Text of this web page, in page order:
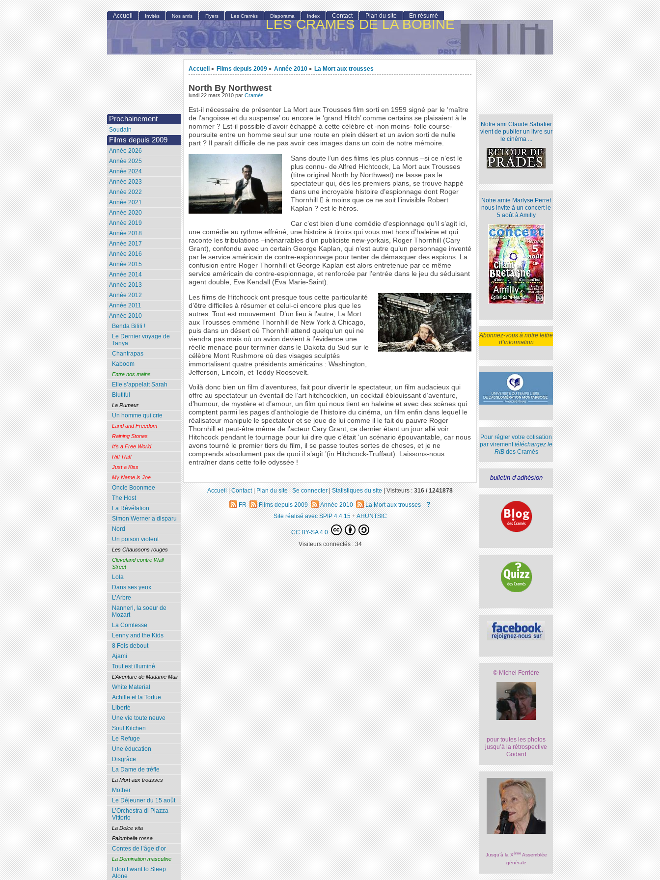
LES CRAMÉS DE LA BOBINE
Accueil > Films depuis 2009 > Année 2010 > La Mort aux trousses
North By Northwest
lundi 22 mars 2010 par Cramés
Est-il nécessaire de présenter La Mort aux Trousses film sorti en 1959 signé par le ‘maître
de l’angoisse et du suspense’ ou encore le ‘grand Hitch’ comme certains se plaisaient à le
nommer ? Est-il possible d’avoir échappé à cette célèbre et -non moins- folle course-
poursuite entre un homme seul sur une route en plein désert et un avion sorti de nulle
part ? Il paraît difficile de ne pas avoir ces images dans un coin de notre mémoire.
Sans doute l’un des films les plus connus –si ce n’est le
plus connu- de Alfred Hichtcock, La Mort aux Trousses
(titre original North by Northwest) ne lasse pas le
spectateur qui, dès les premiers plans, se trouve happé
dans une incroyable histoire d’espionnage dont Roger
Thornhill  à moins que ce ne soit l’invisible Robert
Kaplan ? est le héros.
Car c’est bien d’une comédie d’espionnage qu’il s’agit ici,
une comédie au rythme effréné, une histoire à tiroirs qui vous met hors d’haleine et qui
raconte les tribulations –inénarrables d’un publiciste new-yorkais, Roger Thornhill (Cary
Grant), confondu avec un certain George Kaplan, qui n’est autre qu’un personnage inventé
par le service américain de contre-espionnage pour tenter de démasquer des espions. La
confusion entre Roger Thornhill et George Kaplan est alors entretenue par ce même
service américain de contre-espionnage, et renforcée par l’entrée dans le jeu du séduisant
agent double, Eve Kendall (Eva Marie-Saint).
Les films de Hitchcock ont presque tous cette particularité
d’être difficiles à résumer et celui-ci encore plus que les
autres. Tout est mouvement. D’un lieu à l’autre, La Mort
aux Trousses emmène Thornhill de New York à Chicago,
puis dans un désert où Thornhill attend quelqu’un qui ne
viendra pas mais où un avion devient à l’évidence une
réelle menace pour terminer dans le Dakota du Sud sur le
célèbre Mont Rushmore où des visages sculptés
immortalisent quatre présidents américains : Washington,
Jefferson, Lincoln, et Teddy Roosevelt.
Voilà donc bien un film d’aventures, fait pour divertir le spectateur, un film audacieux qui
offre au spectateur un éventail de l’art hitchcockien, un cocktail éblouissant d’aventure,
d’humour, de mystère et d’amour, un film qui nous tient en haleine et avec des scènes qui
comptent parmi les pages d’anthologie de l’histoire du cinéma, un film enfin dans lequel le
réalisateur manipule le spectateur et se joue de lui comme il le fait du pauvre Roger
Thornhill et peut-être même de l’acteur Cary Grant, ce dernier étant un jour allé voir
Hitchcock pendant le tournage pour lui dire que c’était ‘un scénario épouvantable, car nous
avons tourné le premier tiers du film, il se passe toutes sortes de choses, et je ne
comprends absolument pas de quoi il s’agit.’(in Hitchcock-Truffaut). Laissons-nous
entraîner dans cette folle odyssée !
Notre ami Claude Sabatier
vient de publier un livre sur
le cinéma ...
Notre amie Marlyse Perret
nous invite à un concert le
5 août à Amilly
Abonnez-vous à notre lettre
d’information
Pour régler votre cotisation
par virementtéléchargez le
RIBdes Cramés
bulletin d’adhésion
© Michel Ferrière
pour toutes les photos
jusqu’à la rétrospective
Godard
Jusqu’à la XèmeAssemblée
générale
Accueil Invités Nos amis Flyers Les Cramés Diaporama Index Contact Plan du site En résumé
Prochainement
Soudain
Films depuis 2009
Année 2026
Année 2025
Année 2024
Année 2023
Année 2022
Année 2021
Année 2020
Année 2019
Année 2018
Année 2017
Année 2016
Année 2015
Année 2014
Année 2013
Année 2012
Année 2011
Année 2010
Benda Bilili !
Le Dernier voyage de
Tanya
Chantrapas
Kaboom
Entre nos mains
Elle s’appelait Sarah
Biutiful
La Rumeur
Un homme qui crie
Land and Freedom
Raining Stones
It’s a Free World
Riff-Raff
Just a Kiss
My Name is Joe
Oncle Boonmee
The Host
La Révélation
Simon Werner a disparu
Nord
Un poison violent
Les Chaussons rouges
Cleveland contre Wall
Street
Lola
Dans ses yeux
L’Arbre
Nannerl, la soeur de
Mozart
La Comtesse
Lenny and the Kids
8 Fois debout
Ajami
Tout est illuminé
L’Aventure de Madame Muir
White Material
Achille et la Tortue
Liberté
Une vie toute neuve
Soul Kitchen
Le Refuge
Une éducation
Disgrâce
La Dame de trèfle
La Mort aux trousses
Mother
Le Déjeuner du 15 août
L’Orchestra di Piazza
Vittorio
La Dolce vita
Palombella rossa
Contes de l’âge d’or
La Domination masculine
I don’t want to Sleep
Alone
Accueil|Contact|Plan du site|Se connecter|Statistiques du site|Visiteurs :316 / 1241878
FR Films depuis 2009 Année 2010 La Mort aux trousses ?
Site réalisé avec SPIP 4.4.15+AHUNTSIC
CC BY-SA 4.0
Visiteurs connectés :34